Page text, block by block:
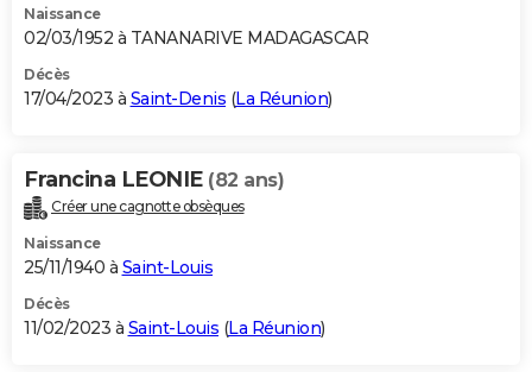
Naissance
02/03/1952 à TANANARIVE MADAGASCAR
Décès
17/04/2023 à Saint-Denis (La Réunion)
Francina LEONIE (82 ans)
Créer une cagnotte obsèques
Naissance
25/11/1940 à Saint-Louis
Décès
11/02/2023 à Saint-Louis (La Réunion)